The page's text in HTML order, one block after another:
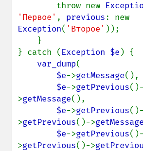
        throw new
'Первое' , previous
Exception( 'Второе' ));
} catch ( Exception $e ) {
var_dump(
$e->getMessage(),
$e->getPrevious()-
>getMessage(),
$e->getPrevious()-
>getPrevious()->getMessage
$e->getPrevious()-
>getPrevious()->